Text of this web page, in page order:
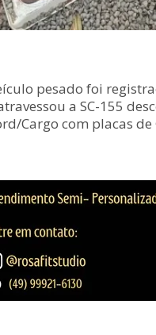
pesado foi
a SC-155
Cargo com placas de